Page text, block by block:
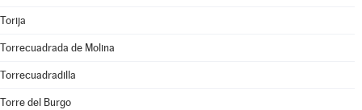
Torija
Torrecuadrada de Molina
Torrecuadradilla
Torre del Burgo